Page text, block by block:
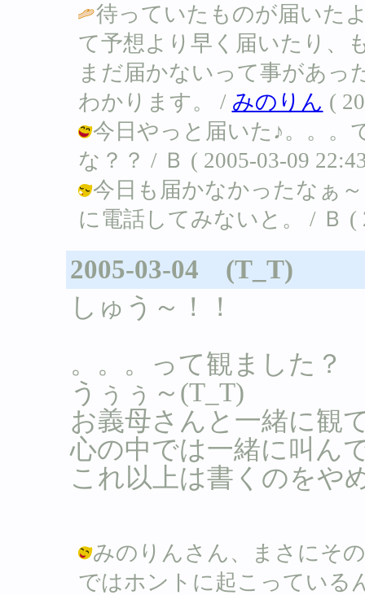
待っていたものが届いた
て予想より早く届いたり、
まだ届かないって事があっ
わかります。 / みのりん (
今日やっと届いた♪。。。
な？？ / Ｂ ( 2005-03-09
今日も届かなかったなぁ
に電話してみないと。 / Ｂ (
2005-03-04 (T_T)
しゅう～！！
。。。って観ました？
うぅぅ～(T_T)
お義母さんと一緒に観
心の中では一緒に叫ん
これ以上は書くのをや
みのりんさん、まさにそ
ではホントに起こっている